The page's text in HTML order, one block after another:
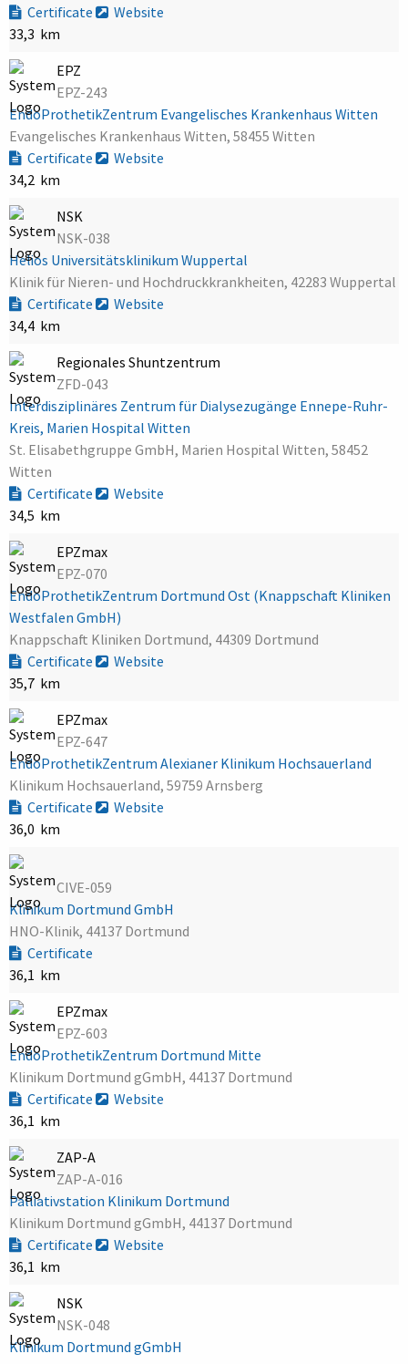
Certificate
Website
33,3 km
EPZ
EPZ-243
EndoProthetikZentrum Evangelisches Krankenhaus Witten
Evangelisches Krankenhaus Witten, 58455 Witten
Certificate
Website
34,2 km
NSK
NSK-038
Helios Universitätsklinikum Wuppertal
Klinik für Nieren- und Hochdruckkrankheiten, 42283 Wuppertal
Certificate
Website
34,4 km
Regionales Shuntzentrum
ZFD-043
Interdisziplinäres Zentrum für Dialysezugänge Ennepe-Ruhr-
Kreis, Marien Hospital Witten
St. Elisabethgruppe GmbH, Marien Hospital Witten, 58452
Witten
Certificate
Website
34,5 km
EPZmax
EPZ-070
EndoProthetikZentrum Dortmund Ost (Knappschaft Kliniken
Westfalen GmbH)
Knappschaft Kliniken Dortmund, 44309 Dortmund
Certificate
Website
35,7 km
EPZmax
EPZ-647
EndoProthetikZentrum Alexianer Klinikum Hochsauerland
Klinikum Hochsauerland, 59759 Arnsberg
Certificate
Website
36,0 km
CIVE-059
Klinikum Dortmund GmbH
HNO-Klinik, 44137 Dortmund
Certificate
36,1 km
EPZmax
EPZ-603
EndoProthetikZentrum Dortmund Mitte
Klinikum Dortmund gGmbH, 44137 Dortmund
Certificate
Website
36,1 km
ZAP-A
ZAP-A-016
Palliativstation Klinikum Dortmund
Klinikum Dortmund gGmbH, 44137 Dortmund
Certificate
Website
36,1 km
NSK
NSK-048
Klinikum Dortmund gGmbH